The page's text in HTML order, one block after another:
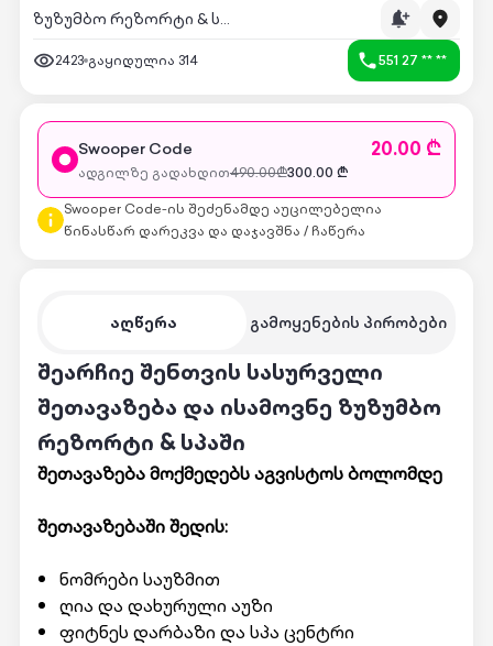
ზუზუმბო რეზორტი & სპა
2423 გაყიდულია 314 551 27 ** **
აღწერა გამოყენების პირობები
შეარჩიე შენთვის სასურველი
შეთავაზება და ისამოვნე ზუზუმბო
რეზორტი & სპაში
შეთავაზება მოქმედებს აგვისტოს ბოლომდე
შეთავაზებაში შედის:
ნომრები საუზმით
ღია და დახურული აუზი
ფიტნეს დარბაზი და სპა ცენტრი
Swooper Code 20.00 ₾
ადგილზე გადახდით490.00₾300.00 ₾
Swooper Code-ის შეძენამდე აუცილებელია
წინასწარ დარეკვა და დაჯავშნა / ჩაწერა